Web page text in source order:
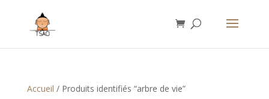
Accueil / Produits identifiés “arbre de vie”